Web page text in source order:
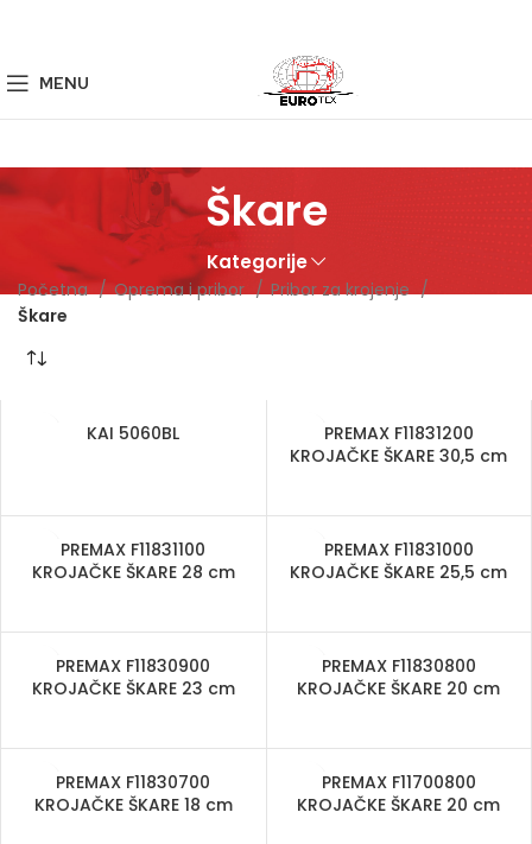
MENU
Škare
Kategorije
Početna Oprema i pribor
Pribor za krojenje
Škare
KAI 5060BL
PREMAX F11831200
KROJAČKE ŠKARE 30,5 cm
PREMAX F11831100
KROJAČKE ŠKARE 28 cm
PREMAX F11831000
KROJAČKE ŠKARE 25,5 cm
PREMAX F11830900
KROJAČKE ŠKARE 23 cm
PREMAX F11830800
KROJAČKE ŠKARE 20 cm
PREMAX F11830700
KROJAČKE ŠKARE 18 cm
PREMAX F11700800
KROJAČKE ŠKARE 20 cm